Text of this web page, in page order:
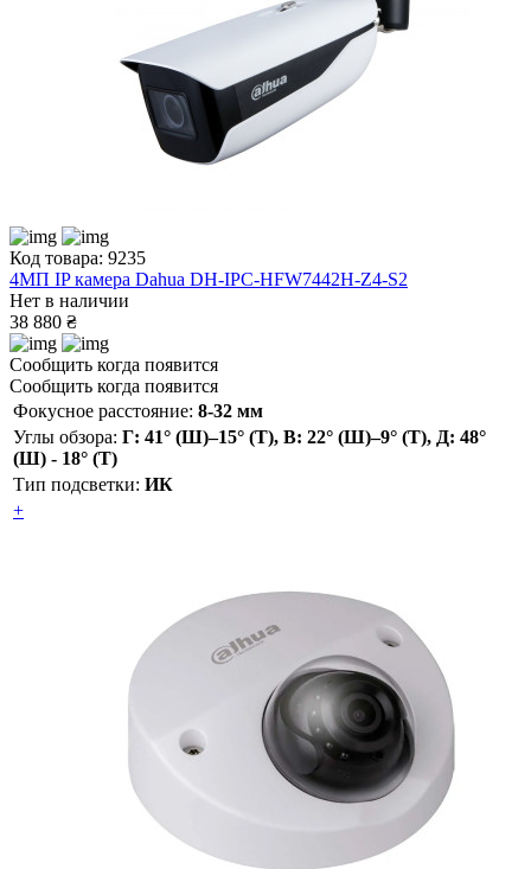
Код товара: 9235
4МП IP камера Dahua DH-IPC-HFW7442H-Z4-S2
Нет в наличии
38 880 ₴
Сообщить когда появится
Сообщить когда появится
Фокусное расстояние: 8-32 мм
Углы обзора: Г: 41° (Ш)–15° (Т), В: 22° (Ш)–9° (Т), Д: 48°
(Ш) - 18° (Т)
Тип подсветки: ИК
+